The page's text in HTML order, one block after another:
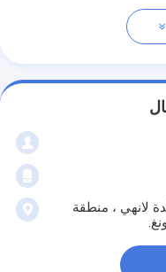
لانهي ، منطقة